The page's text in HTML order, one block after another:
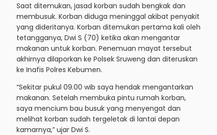
Saat ditemukan, jasad korban sudah bengkak dan
membusuk. Korban diduga meninggal akibat penyakit
yang dideritanya. Korban ditemukan pertama kali oleh
tetangganya, Dwi S (70) ketika akan mengantar
makanan untuk korban. Penemuan mayat tersebut
akhirnya dilaporkan ke Polsek Sruweng dan diteruskan
ke Inafis Polres Kebumen.
“Sekitar pukul 09.00 wib saya hendak mengantarkan
makanan. Setelah membuka pintu rumah korban,
saya mencium bau busuk yang menyengat dan
melihat korban sudah tergeletak di lantai depan
kamarnya,” ujar Dwi S.